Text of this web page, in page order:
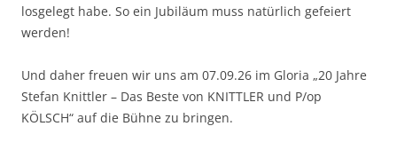
losgelegt habe. So ein Jubiläum muss natürlich gefeiert
werden!
Und daher freuen wir uns am 07.09.26 im Gloria „20 Jahre
Stefan Knittler – Das Beste von KNITTLER und P/op
KÖLSCH“ auf die Bühne zu bringen.